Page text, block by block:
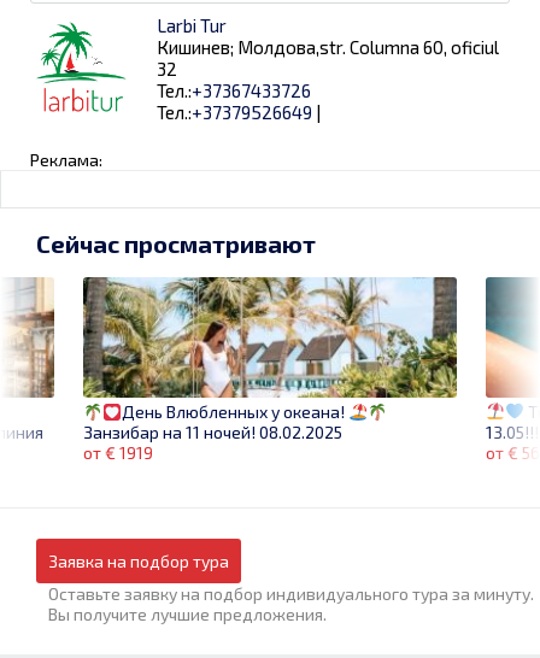
Larbi Tur
Кишинев; Молдова,str. Columna 60, oficiul
32
Тел.:+37367433726
Тел.:+37379526649 |
Реклама:
от €
Сейчас просматривают
День Влюбленных у океана!
Занзибар на 11 ночей! 08.02.2025
от € 1919
Заявка на подбор тура
Оставьте заявку на подбор индивидуального тура за минуту.
Вы получите лучшие предложения.